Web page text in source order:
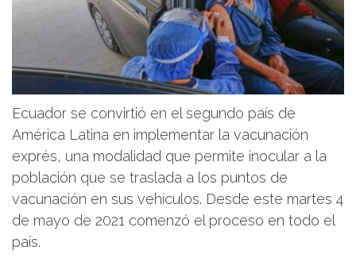
Ecuador se convirtió en el segundo país de
América Latina en implementar la vacunación
exprés, una modalidad que permite inocular a la
población que se traslada a los puntos de
vacunación en sus vehículos. Desde este martes 4
de mayo de 2021 comenzó el proceso en todo el
país.